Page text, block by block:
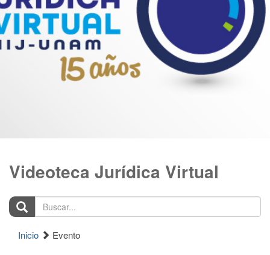
Videoteca Jurídica Virtual
Buscar...
Inicio Evento